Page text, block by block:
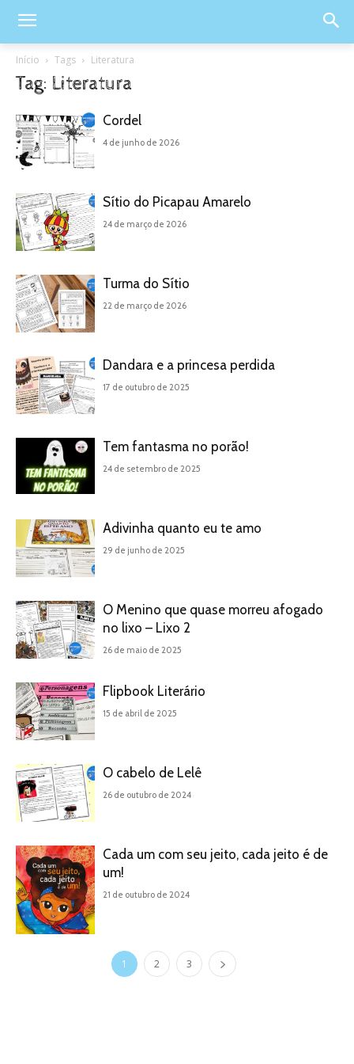
Início Tags Literatura
Tag: Literatura
Cordel
4 de junho de 2026
Sítio do Picapau Amarelo
24 de março de 2026
Turma do Sítio
22 de março de 2026
Dandara e a princesa perdida
17 de outubro de 2025
Tem fantasma no porão!
24 de setembro de 2025
Adivinha quanto eu te amo
29 de junho de 2025
O Menino que quase morreu afogado
no lixo – Lixo 2
26 de maio de 2025
Flipbook Literário
15 de abril de 2025
O cabelo de Lelê
26 de outubro de 2024
Cada um com seu jeito, cada jeito é de
um!
21 de outubro de 2024
1 2 3